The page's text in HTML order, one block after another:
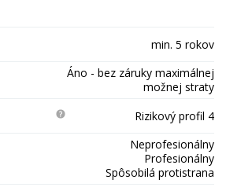
min. 5 rokov
Áno - bez záruky maximálnej
možnej straty
Rizikový profil 4
Neprofesionálny
Profesionálny
Spôsobilá protistrana